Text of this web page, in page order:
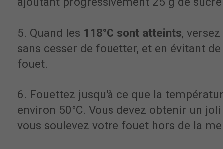
5. Quand les 118°C sont atteints,
sans cesser de fouetter, et en évitant
fouet.
6. Fouettez jusqu'à ce que la
environ 50°C. Vous devez obtenir un joli
vous soulevez votre fouet hors de la